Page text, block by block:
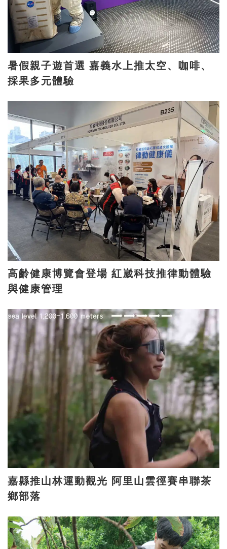
暑假親子遊首選 嘉義水上推太空、咖啡、
採果多元體驗
高齡健康博覽會登場 紅崴科技推律動體驗
與健康管理
嘉縣推山林運動觀光 阿里山雲徑賽串聯茶
鄉部落